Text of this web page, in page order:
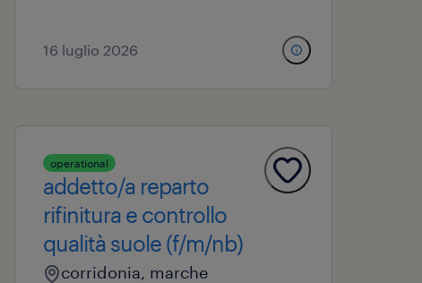
16 luglio 2026
operational
addetto/a reparto
rifinitura e controllo
qualità suole (f/m/nb)
corridonia, marche